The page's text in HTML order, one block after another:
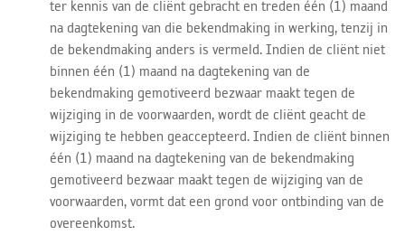
ter kennis van de cliënt gebracht en treden één (1) maand
na dagtekening van die bekendmaking in werking, tenzij in
de bekendmaking anders is vermeld. Indien de cliënt niet
binnen één (1) maand na dagtekening van de
bekendmaking gemotiveerd bezwaar maakt tegen de
wijziging in de voorwaarden, wordt de cliënt geacht de
wijziging te hebben geaccepteerd. Indien de cliënt binnen
één (1) maand na dagtekening van de bekendmaking
gemotiveerd bezwaar maakt tegen de wijziging van de
voorwaarden, vormt dat een grond voor ontbinding van de
overeenkomst.